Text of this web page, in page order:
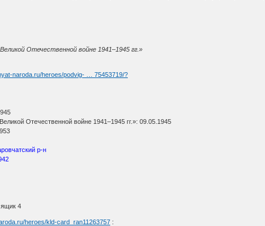
Отечественной войне 1941–1945 гг.»
naroda.ru/heroes/podvig- … 75453719/?
Отечественной войне 1941–1945 гг.»: 09.05.1945
р-н
ящик 4
heroes/kld-card_ran11263757 :